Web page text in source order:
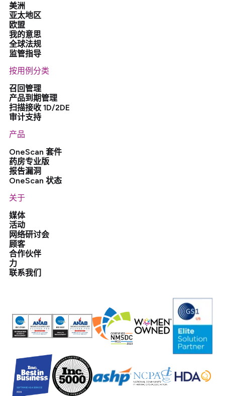
美洲
亚太地区
欧盟
我的意思
全球法规
监管指导
按用例分类
召回管理
产品到期管理
扫描接收 1D/2DE
审计支持
产品
OneScan 套件
药房专业版
报告漏洞
OneScan 状态
关于
媒体
活动
网络研讨会
顾客
合作伙伴
力
联系我们